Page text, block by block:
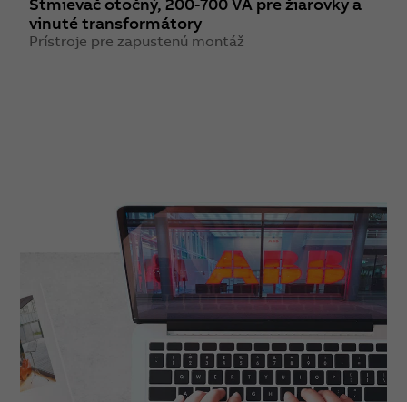
Stmievač otočný, 200-700 VA pre žiarovky a
vinuté transformátory
Prístroje pre zapustenú montáž